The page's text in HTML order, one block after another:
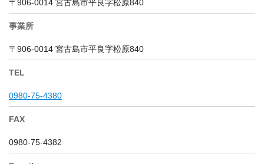
〒906-0014 宮古島市平良字松原840
事業所
〒906-0014 宮古島市平良字松原840
TEL
0980-75-4380
FAX
0980-75-4382